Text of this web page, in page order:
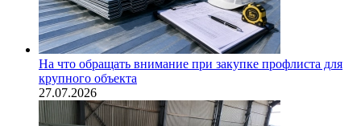
На что обращать внимание при закупке профлиста для
крупного объекта
27.07.2026